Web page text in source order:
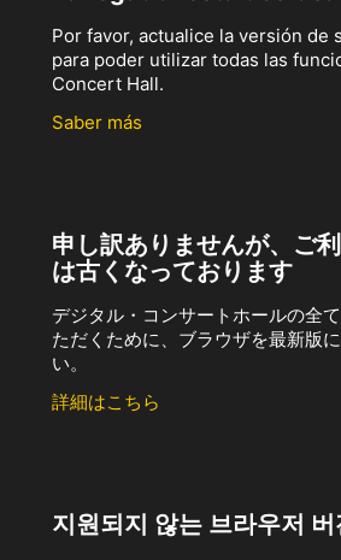
Por favor, actualice la versión de
para poder utilizar todas las
Concert Hall.
Saber más
申し訳ありませんが、ご
は古くなっております
デジタル・コンサートホールの全
ただくために、ブラウザを最新版
い。
詳細はこちら
지원되지 않는 브라우저